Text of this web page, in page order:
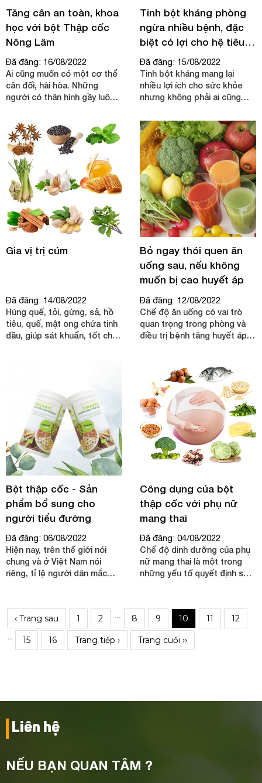
ngộ độc cấp tính, nhưng
phần lớn là ngộ độc mạn tính
do cơ thể tích lũy dần những
lượng nhỏ độc tố nấm.
Tăng cân an toàn, khoa
học với bột Thập cốc
Nông Lâm
Đã đăng: 16/08/2022
Ai cũng muốn có một cơ thể
cân đối, hài hòa. Những
người có thân hình gầy luôn
nặng đạt chuẩn với vóc dáng
cơ thể sẽ đảm bảo sức khỏe
thể chất và tinh thần một
cách tốt nhất.
Tinh bột kháng phòng
ngừa nhiều bệnh, đặc
biệt có lợi cho hệ tiêu
hóa
Đã đăng: 15/08/2022
Tinh bột kháng mang lại
nhiều lợi ích cho sức khỏe
nhưng không phải ai cũng
trong thực phẩm nào và có
những tác dụng gì trong
phòng bệnh.
Gia vị trị cúm
Đã đăng: 14/08/2022
Húng quế, tỏi, gừng, sả, hồ
tiêu, quế, mật ong chứa tinh
dầu, giúp sát khuẩn, tốt cho
Bỏ ngay thói quen ăn
uống sau, nếu không
muốn bị cao huyết áp
Đã đăng: 12/08/2022
Chế độ ăn uống có vai trò
quan trọng trong phòng và
điều trị bệnh tăng huyết áp.
khoa học dẫn đến nguy cơ
tăng huyết áp và những biến
chứng nguy hiểm.
Bột thập cốc - Sản
phẩm bổ sung cho
người tiểu đường
Đã đăng: 06/08/2022
Hiện nay, trên thế giới nói
chung và ở Việt Nam nói
riêng, tỉ lệ người dân mắc
tiểu đường type 2.
Công dụng của bột
thập cốc với phụ nữ
mang thai
Đã đăng: 04/08/2022
Chế độ dinh dưỡng của phụ
nữ mang thai là một trong
những yếu tố quyết định sức
sự tạo sữa trong thời gian
cho con bú.
‹ Trang sau 1 2 ... 8 9 10 11 12
.. 15 16 Trang tiếp › Trang cuối ››
Liên hệ
NẾU BẠN QUAN TÂM ?